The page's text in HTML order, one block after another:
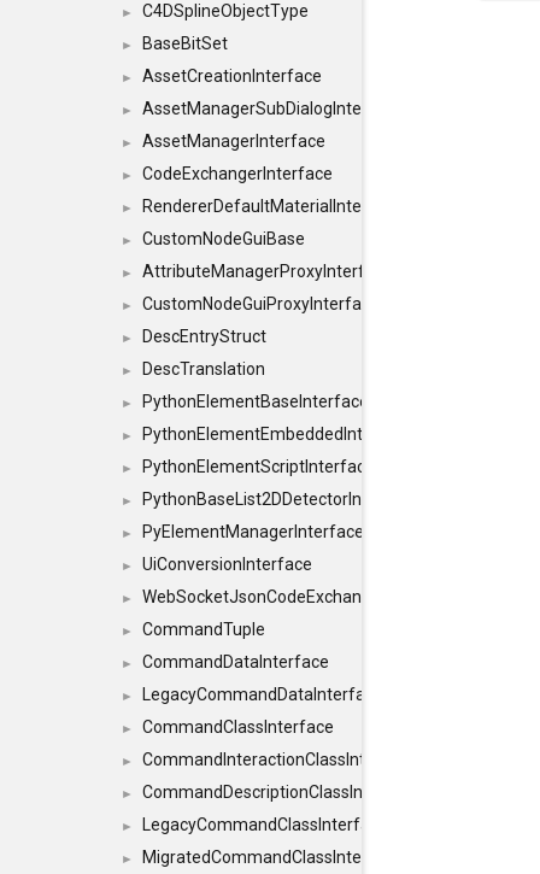
► C4DSplineObjectType
► BaseBitSet
► AssetCreationInterface
► AssetManagerSubDialogInterface
► AssetManagerInterface
► CodeExchangerInterface
► RendererDefaultMaterialInterface
► CustomNodeGuiBase
► AttributeManagerProxyInterface
► CustomNodeGuiProxyInterface
► DescEntryStruct
► DescTranslation
► PythonElementBaseInterface
► PythonElementEmbeddedInterface
► PythonElementScriptInterface
► PythonBaseList2DDetectorInterface
► PyElementManagerInterface
► UiConversionInterface
► WebSocketJsonCodeExchangerInterface
► CommandTuple
► CommandDataInterface
► LegacyCommandDataInterface
► CommandClassInterface
► CommandInteractionClassInterface
► CommandDescriptionClassInterface
► LegacyCommandClassInterface
► MigratedCommandClassInterface